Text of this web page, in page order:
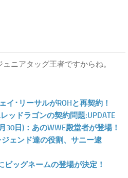
ニアタッグ王者ですからね。
イ･リーサルがROHと再契約！
ッドラゴンの契約問題:UPDATE
30日)：あのWWE殿堂者が登場！
ェンド達の役割、サニー逮
ビッグネームの登場が決定！